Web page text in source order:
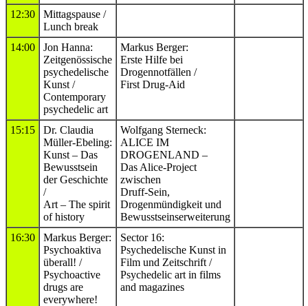
12:30
Mittagspause /
Lunch break
14:00
Jon Hanna:
Zeitgenössische
psychedelische
Kunst /
Contemporary
psychedelic art
Markus Berger:
Erste Hilfe bei
Drogennotfällen /
First Drug-Aid
15:15
Dr. Claudia
Müller-Ebeling:
Kunst – Das
Bewusstsein
der Geschichte
/
Art – The spirit
of history
Wolfgang Sterneck:
ALICE IM
DROGENLAND –
Das Alice-Project
zwischen
Druff-Sein,
Drogenmündigkeit und
Bewusstseinserweiterung
16:30
Markus Berger:
Psychoaktiva
überall! /
Psychoactive
drugs are
everywhere!
Sector 16:
Psychedelische Kunst in
Film und Zeitschrift /
Psychedelic art in films
and magazines